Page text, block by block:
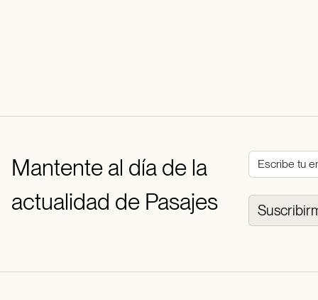
Mantente al día de la
actualidad de Pasajes